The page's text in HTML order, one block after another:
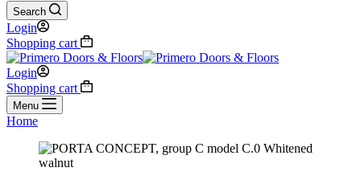
Search
Login
Shopping cart
Login
Shopping cart
Menu
Home